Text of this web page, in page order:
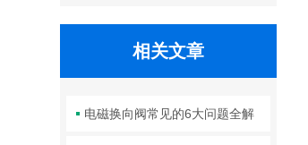
相关文章
电磁换向阀常见的6大问题全解